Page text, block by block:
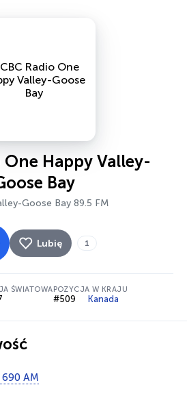
One Happy Valley-
Bay
Goose Bay 89.5 FM
Lubię 1
ŚWIATOWAPOZYCJA W KRAJU
#509 Kanada
AM